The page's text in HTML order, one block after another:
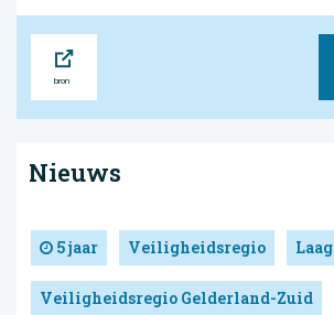
Nieuws
5 jaar Veiligheidsregio Laag
Veiligheidsregio Gelderland-Zuid